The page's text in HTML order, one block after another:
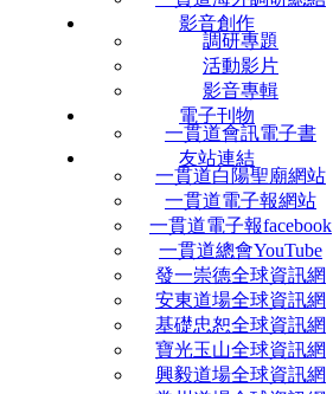
影音創作
調研專題
活動影片
影音專輯
電子刊物
一貫道會訊電子書
友站連結
一貫道白陽聖廟網站
一貫道電子報網站
一貫道電子報facebook
一貫道總會YouTube
發一崇德全球資訊網
安東道場全球資訊網
基礎忠恕全球資訊網
寶光玉山全球資訊網
興毅道場全球資訊網